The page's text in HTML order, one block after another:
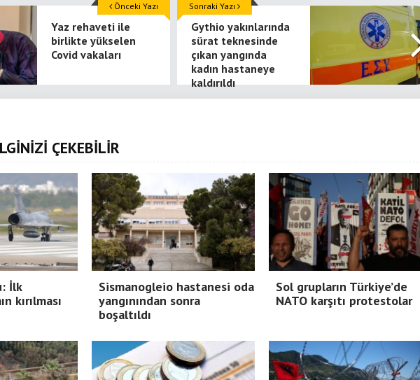
Yaz rehaveti ile
birlikte yükselen
Covid vakaları
Önceki Yazı
Gythio yakınlarında
sürat teknesinde
çıkan yangında
kadın hastaneye
kaldırıldı
Sonraki Yazı
ÇEKEBİLİR
İlk
kırılması
Sismanogleio hastanesi oda
yangınından sonra
boşaltıldı
Sol grupların Türkiye’de
NATO karşıtı protestolar